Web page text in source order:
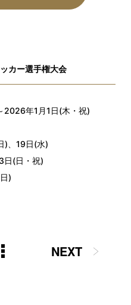
カー選手権大会
2026年1月1日(木・祝)
)、19日(水)
日(日・祝)
)
NEXT